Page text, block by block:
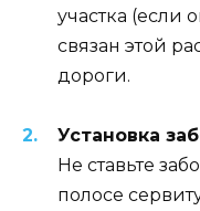
участка (если
связан этой
дороги.
Установка
Не ставьте
полосе